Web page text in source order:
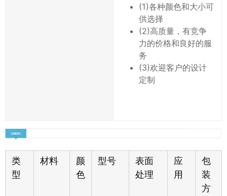
(1)各种颜色和大小可
供选择
(2)高质量，有竞争
力的价格和良好的服
务
(3)欢迎客户的设计
定制
类
型
材料
颜
色
型号
表面
处理
应
用
包
装
方